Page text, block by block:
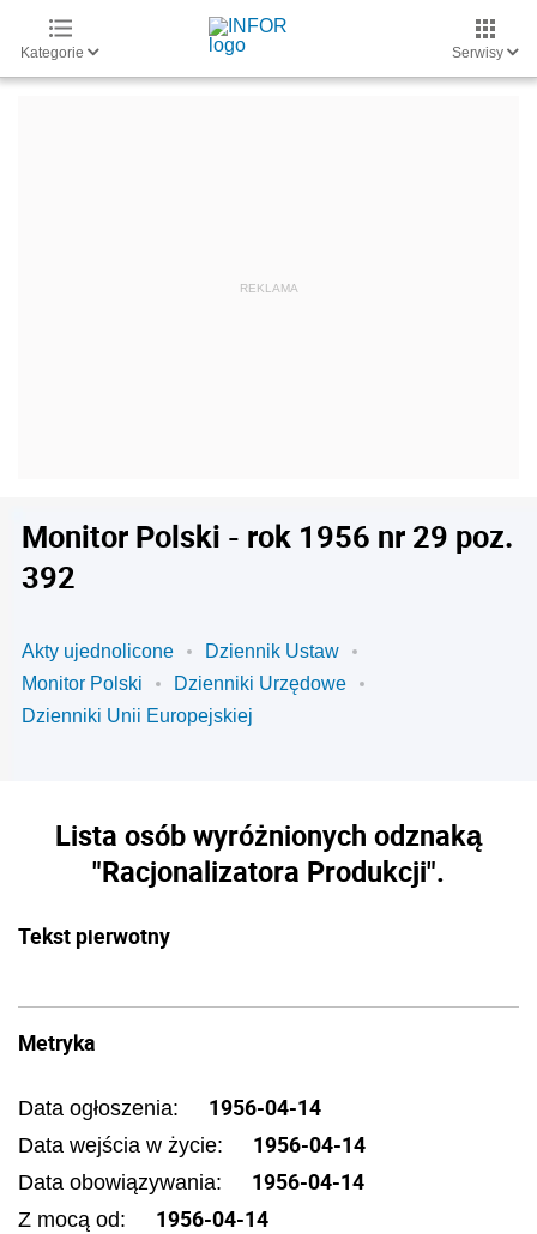
Kategorie Serwisy
Monitor Polski - rok 1956 nr 29 poz.
392
Akty ujednolicone
Dziennik Ustaw
Monitor Polski
Dzienniki Urzędowe
Dzienniki Unii Europejskiej
Lista osób wyróżnionych odznaką
"Racjonalizatora Produkcji".
Tekst pierwotny
Metryka
Data ogłoszenia: 1956-04-14
Data wejścia w życie: 1956-04-14
Data obowiązywania: 1956-04-14
Z mocą od: 1956-04-14